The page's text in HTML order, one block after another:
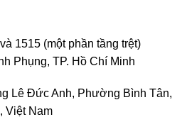
1515 (một phần tầng trệt)
Phụng, TP. Hồ Chí Minh
Lê Đức Anh, Phường Bình Tân,
Việt Nam